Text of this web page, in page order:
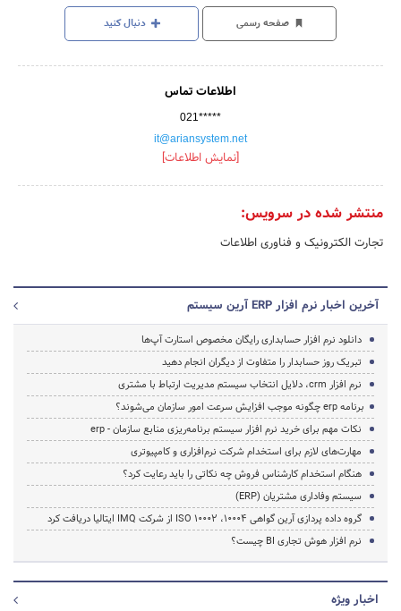
صفحه رسمی دنبال کنید
اطلاعات تماس
021*****
it@ariansystem.net
[نمایش اطلاعات]
منتشر شده در سرویس:
تجارت الکترونیک و فناوری اطلاعات
آخرین اخبار نرم افزار ERP آرین سیستم
دانلود نرم افزار حسابداری رایگان مخصوص استارت آپ‌ها
تبریک روز حسابدار را متفاوت از دیگران انجام دهید
نرم افزار crm، دلایل انتخاب سیستم مدیریت ارتباط با مشتری
برنامه erp چگونه موجب افزایش سرعت امور سازمان می‌شوند؟
نکات مهم برای خرید نرم افزار سیستم برنامه‌ریزی منابع سازمان - erp
مهارت‌های لازم برای استخدام شرکت نرم‌افزاری و کامپیوتری
هنگام استخدام کارشناس فروش چه نکاتی را باید رعایت کرد؟
سیستم وفاداری مشتریان (ERP)
گروه داده پردازی آرین گواهی ISO 10002 ،10004 از شرکت IMQ ایتالیا دریافت کرد
نرم افزار هوش تجاری BI چیست؟
اخبار ویژه